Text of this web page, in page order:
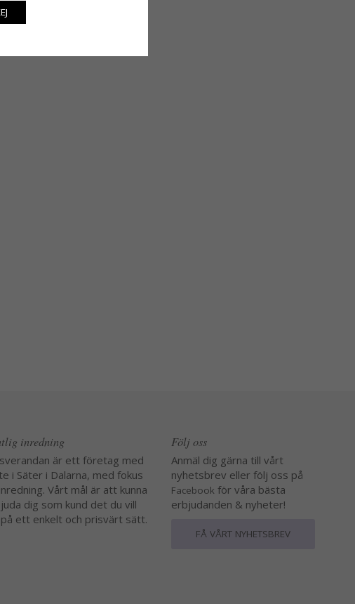
inredning
är ett företag med
i Säter i Dalarna, med fokus
Vårt mål är att kunna
dig som kund det du vill
på ett enkelt och prisvärt sätt.
Följ oss
Anmäl dig gärna till vårt
nyhetsbrev eller följ oss på
Facebook för våra bästa
erbjudanden & nyheter!
FÅ VÅRT NYHETSBREV